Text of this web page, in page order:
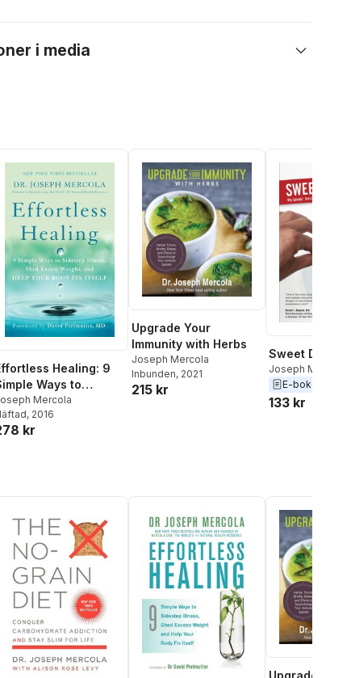
i media
Healing: 9
Ways to
Illness, Shed
Weight, and
Your Body Fix
Mercola
, 2016
kr
Upgrade Your
Immunity with Herbs
Joseph Mercola
Inbunden, 2021
215 kr
Sweet
Joseph Mercola
E-bok
133 kr